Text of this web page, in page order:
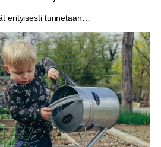
erityisesti tunnetaan…